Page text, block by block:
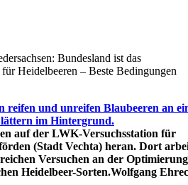
Bundesland ist das
Heidelbeeren – Beste Bedingungen
auf der LWK-Versuchsstation für
(Stadt Vechta) heran. Dort
Versuchen an der
Heidelbeer-Sorten.Wolfgang